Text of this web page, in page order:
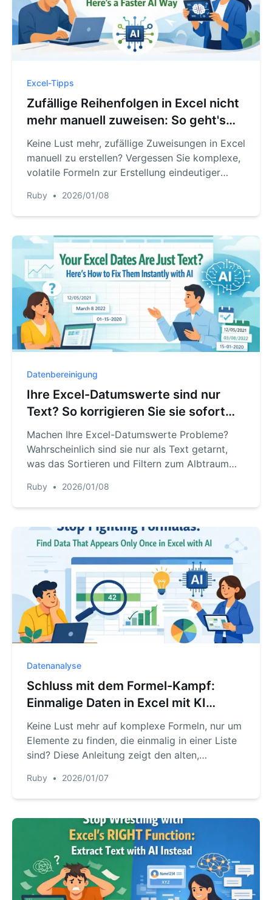
Excel-Tipps
Zufällige Reihenfolgen in Excel nicht
mehr manuell zuweisen: So geht's
schneller mit KI
Keine Lust mehr, zufällige Zuweisungen in Excel
manuell zu erstellen? Vergessen Sie komplexe,
volatile Formeln zur Erstellung eindeutiger
RowSpeak das zufällige Sortieren und
Gruppieren für die Eventplanung oder
einfachen Chat-Befehlen erledigt.
Ruby • 2026/01/08
Datenbereinigung
Ihre Excel-Datumswerte sind nur
Text? So korrigieren Sie sie sofort
mit KI
Machen Ihre Excel-Datumswerte Probleme?
Wahrscheinlich sind sie nur als Text getarnt,
was das Sortieren und Filtern zum Albtraum
mit manuellen Korrekturen und komplexen
Formeln. Entdecken Sie, wie die KI von
Sekunden verstehen und umwandeln kann.
Ruby • 2026/01/08
Datenanalyse
Schluss mit dem Formel-Kampf:
Einmalige Daten in Excel mit KI
finden
Keine Lust mehr auf komplexe Formeln, nur um
Elemente zu finden, die einmalig in einer Liste
sind? Diese Anleitung zeigt den alten,
um dieses häufige Excel-Problem in Sekunden
zu lösen.
Ruby • 2026/01/07